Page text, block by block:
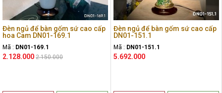
Đèn ngủ để bàn gốm sứ cao cấp
hoa Cam DN01-169.1
Mã : DN01-169.1
2.128.000 2.150.000
Đèn ngủ để bàn gốm sứ cao cấp
DN01-151.1
Mã : DN01-151.1
5.692.000